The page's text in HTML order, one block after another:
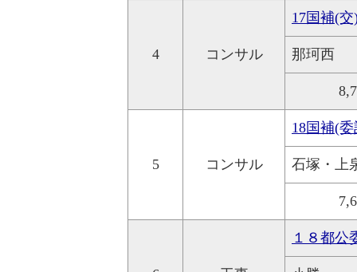
4 コンサル
17国補(
那珂西
5 コンサル
18国補(
石塚・上
１８都公